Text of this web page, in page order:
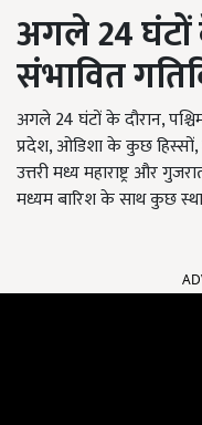
अगले24
संभावित
अगले 24 घंटों के दौरान,
प्रदेश, ओडिशा के कुछ हिस्सों,
उत्तरी मध्य महाराष्ट्र और
मध्यम बारिश के साथ कुछ